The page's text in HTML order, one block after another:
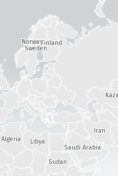
Norway
Sweden
Finland
Libya
Sudan
Iran
Saudi Arabia
Algeria